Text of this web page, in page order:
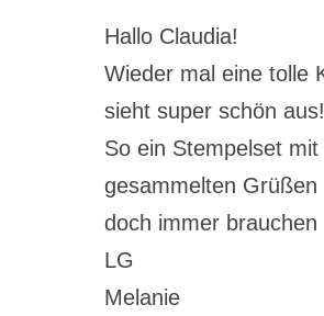
Hallo Claudia!
Wieder mal eine tolle
sieht super schön aus!
So ein Stempelset mit
gesammelten Grüßen
doch immer brauchen
LG
Melanie